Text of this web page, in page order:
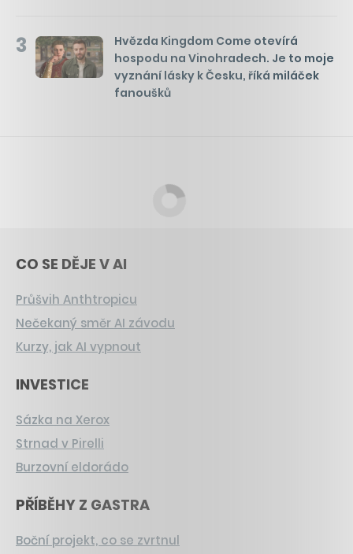
3
Hvězda Kingdom Come otevírá
hospodu na Vinohradech. Je to moje
vyznání lásky k Česku, říká miláček
fanoušků
CO SE DĚJE V AI
Průšvih Anthtropicu
Nečekaný směr AI závodu
Kurzy, jak AI vypnout
INVESTICE
Sázka na Xerox
Strnad v Pirelli
Burzovní eldorádo
PŘÍBĚHY Z GASTRA
Boční projekt, co se zvrtnul